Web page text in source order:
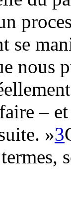
se
nous
–
»3